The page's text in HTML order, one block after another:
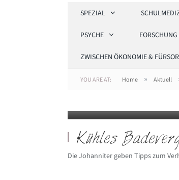
SPEZIAL
PSYCHE
ZWISCHEN ÖKONOMIE &
YOU ARE AT: Home » Aktuell
Kühles
Die Johanniter geben Tipps zum